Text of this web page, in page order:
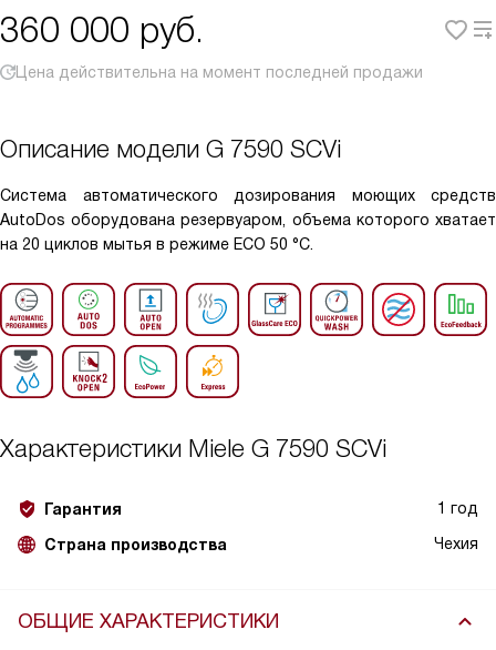
360 000 руб.
Цена действительна на момент последней продажи
Описание модели G 7590 SCVi
Система автоматического дозирования моющих средств
AutoDos оборудована резервуаром, объема которого хватает
на 20 циклов мытья в режиме ECO 50 °C.
Характеристики Miele G 7590 SCVi
Гарантия 1 год
Страна производства Чехия
ОБЩИЕ ХАРАКТЕРИСТИКИ